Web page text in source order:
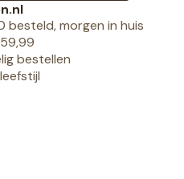
besteld, morgen in huis
bestellen